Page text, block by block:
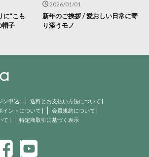
に“こも
帽子
2026/01/01
新年のご挨拶 / 愛おしい日常に寄
り添うモノ
ン申込 送料とお支払い方法について
イントについて 会員規約について
て
特定商取引に基づく表示